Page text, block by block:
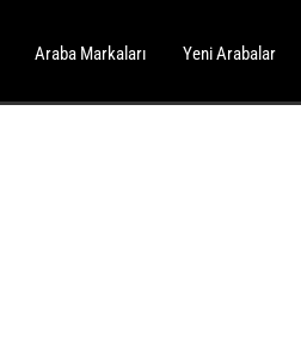
Araba Markaları Yeni Arabalar